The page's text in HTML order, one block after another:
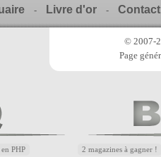
- Livre d'or - Contact
© 2007-
Page
PHP 2 magazines à gagner !